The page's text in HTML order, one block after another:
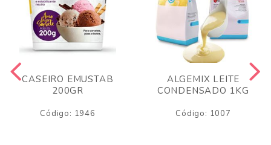
CASEIRO EMUSTAB
200GR
Código: 1946
ALGEMIX LEITE
CONDENSADO 1KG
Código: 1007